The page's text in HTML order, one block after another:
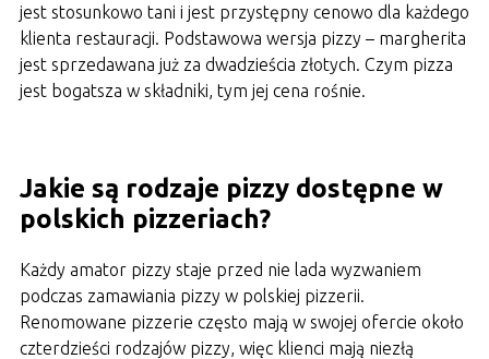
jest stosunkowo tani i jest przystępny cenowo dla każdego
klienta restauracji. Podstawowa wersja pizzy – margherita
jest sprzedawana już za dwadzieścia złotych. Czym pizza
jest bogatsza w składniki, tym jej cena rośnie.
Jakie są rodzaje pizzy dostępne w
polskich pizzeriach?
Każdy amator pizzy staje przed nie lada wyzwaniem
podczas zamawiania pizzy w polskiej pizzerii.
Renomowane pizzerie często mają w swojej ofercie około
czterdzieści rodzajów pizzy, więc klienci mają niezłą